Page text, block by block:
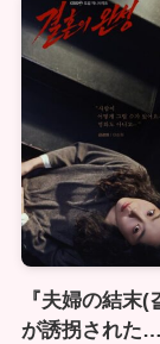
『夫婦の結末
が誘拐された